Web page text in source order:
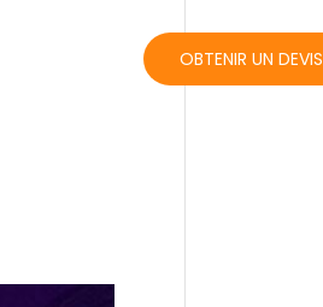
OBTENIR UN DEVIS